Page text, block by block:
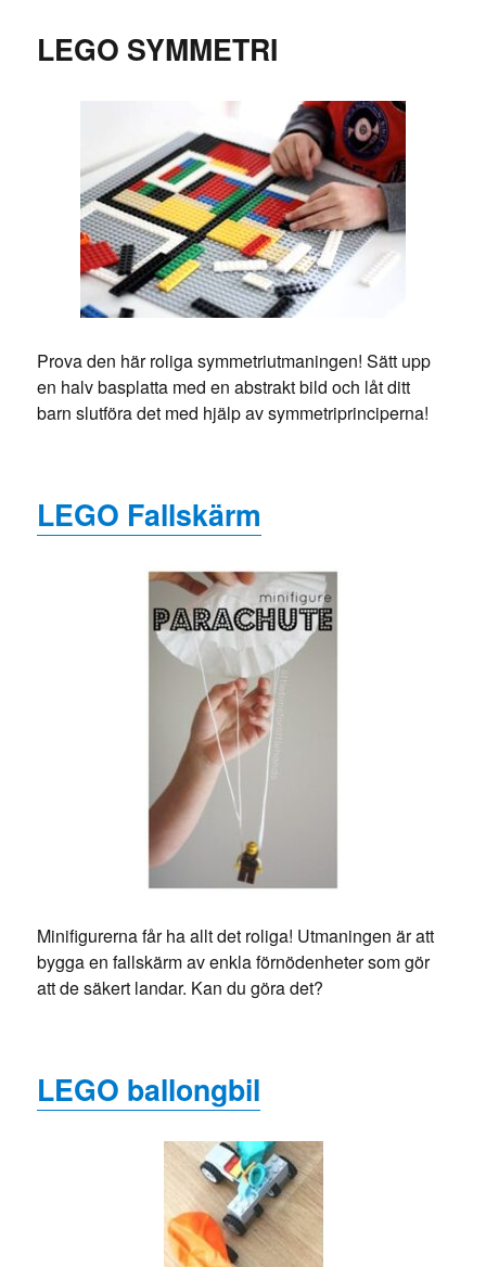
LEGO SYMMETRI
Prova den här roliga symmetriutmaningen! Sätt upp
en halv basplatta med en abstrakt bild och låt ditt
barn slutföra det med hjälp av symmetriprinciperna!
LEGO Fallskärm
Minifigurerna får ha allt det roliga! Utmaningen är att
bygga en fallskärm av enkla förnödenheter som gör
att de säkert landar. Kan du göra det?
LEGO ballongbil